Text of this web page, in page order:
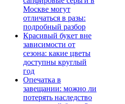
Москве могут
отличаться в разы:
подробный разбор
Красивый букет вне
зависимости от
сезона: какие цветы
доступны круглый
год
Опечатка в
завещании: можно ли
потерять наследство